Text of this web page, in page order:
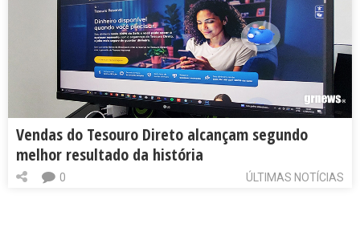
Vendas do Tesouro Direto alcançam segundo
melhor resultado da história
ÚLTIMAS NOTÍCIAS
0